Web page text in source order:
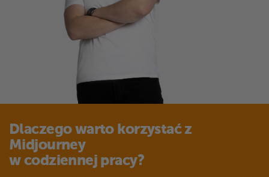
Dlaczego warto korzystać z
Midjourney
w codziennej pracy?